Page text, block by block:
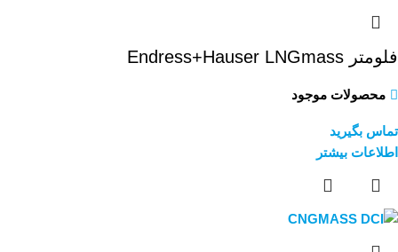
فلومتر Endress+Hauser LNGmass
محصولات موجود
تماس بگیرید
اطلاعات بیشتر